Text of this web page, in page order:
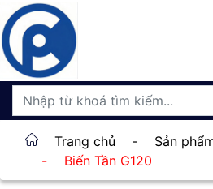
Trang chủ -
Sản
-
Biến Tần G120